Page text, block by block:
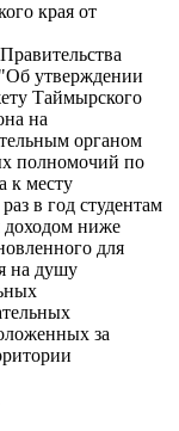
края от
утверждении
Таймырского
на
органом
полномочий по
к месту
в год студентам
доходом ниже
для
на душу
за